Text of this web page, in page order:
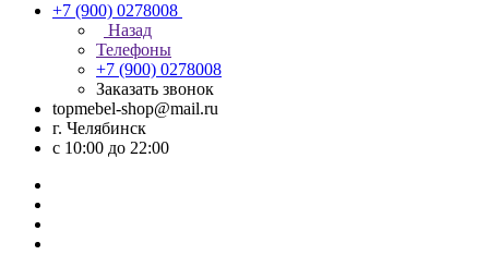
+7 (900) 0278008
Назад
Телефоны
+7 (900) 0278008
Заказать звонок
topmebel-shop@mail.ru
г. Челябинск
с 10:00 до 22:00